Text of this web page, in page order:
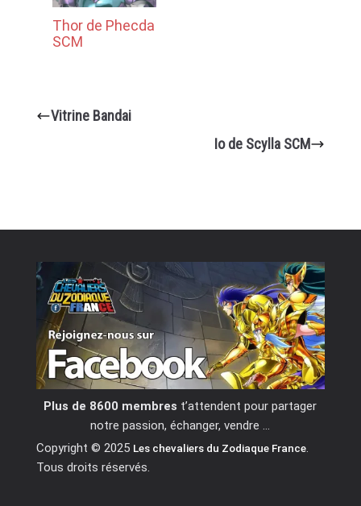
Thor de Phecda
SCM
Vitrine Bandai
Io de Scylla SCM
Plus de 8600 membres t’attendent pour partager
notre passion, échanger, vendre …
Copyright © 2025 Les chevaliers du Zodiaque France.
Tous droits réservés.